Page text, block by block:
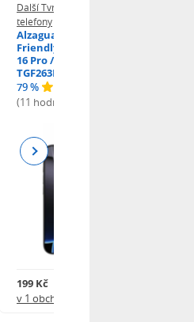
Další Tvrzená skla pro mobilní
telefony
Alzaguard 2.5D Case
Friendly Glass pro iPhone
16 Pro / 17 / 17 Pro AGD-
TGF263P2
79 %
(11 hodnocení)
199 Kč
v 1 obchodě
Next